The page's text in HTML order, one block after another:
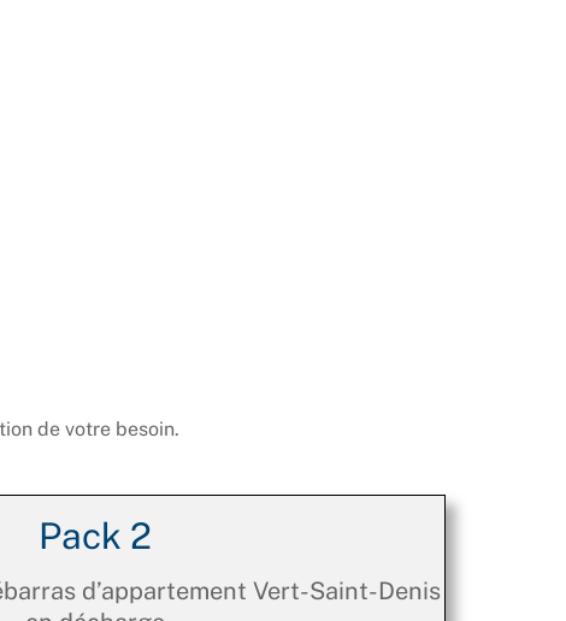
de votre besoin.
Pack 2
d’appartement Vert-Saint-Denis